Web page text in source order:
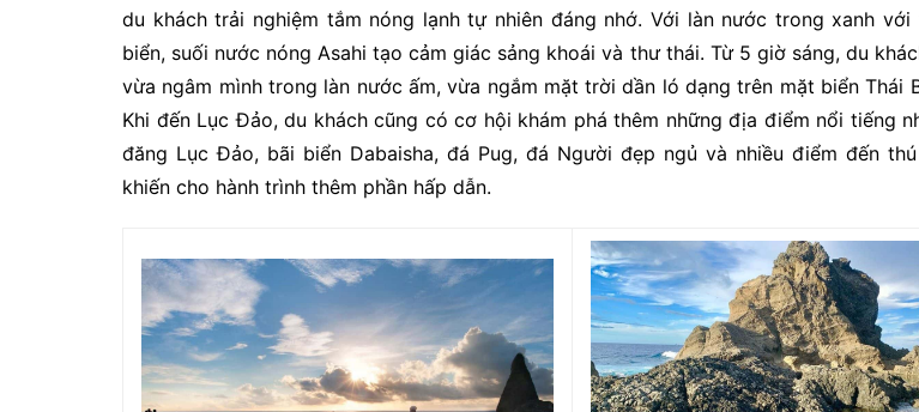
du khách trải nghiệm tắm nóng lạnh tự nhiên đáng nhớ. Với làn nước trong xanh với
biển, suối nước nóng Asahi tạo cảm giác sảng khoái và thư thái. Từ 5 giờ sáng, du
vừa ngâm mình trong làn nước ấm, vừa ngắm mặt trời dần ló dạng trên mặt biển Thái
Khi đến Lục Đảo, du khách cũng có cơ hội khám phá thêm những địa điểm nổi tiếng
đăng Lục Đảo, bãi biển Dabaisha, đá Pug, đá Người đẹp ngủ và nhiều điểm đến
khiến cho hành trình thêm phần hấp dẫn.